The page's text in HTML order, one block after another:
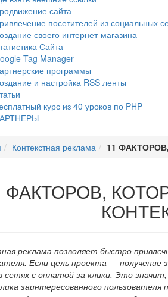
сайта
посетителей из социальных
своего интернет-магазина
Сайта
Tag Manager
программы
и настройка RSS ленты
курс из 40 уроков по PHP
Контекстная реклама 11
ФАКТОРОВ,
реклама позволяет быстро
Если цель проекта — получение
сетях с оплатой за клики. Это
заинтересованного